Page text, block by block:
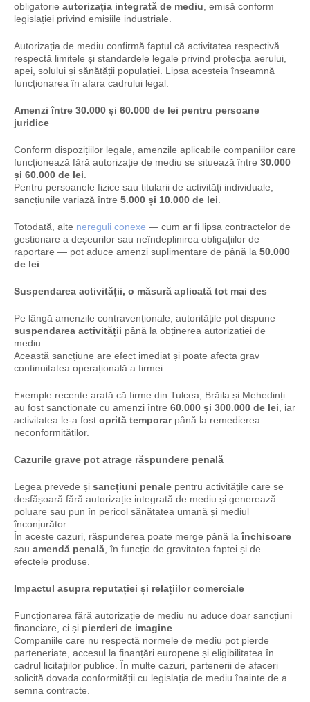
obligatorie autorizația integrată de mediu , emisă conform
legislației privind emisiile industriale.
Autorizația de mediu confirmă faptul că activitatea respectivă
respectă limitele și standardele legale privind protecția aerului,
apei, solului și sănătății populației. Lipsa acesteia înseamnă
funcționarea în afara cadrului legal.
Amenzi între 30.000 și 60.000 de lei pentru persoane
juridice
Conform dispozițiilor legale, amenzile aplicabile companiilor care
funcționează fără autorizație de mediu se situează între 30.000
și 60.000 de lei
Pentru persoanele fizice sau titularii de activități individuale,
sancțiunile variază între 5.000 și 10.000 de lei
Totodată, alte nereguli conexe — cum ar fi lipsa contractelor de
gestionare a deșeurilor sau neîndeplinirea obligațiilor de
raportare — pot aduce amenzi suplimentare de până la 50.000
de lei
Suspendarea activității, o măsură aplicată tot mai des
Pe lângă amenzile contravenționale, autoritățile pot dispune
suspendarea activității până la obținerea autorizației de
mediu.
Această sancțiune are efect imediat și poate afecta grav
continuitatea operațională a firmei.
Exemple recente arată că firme din Tulcea, Brăila și Mehedinți
au fost sancționate cu amenzi între 60.000 și 300.000 de lei , iar
activitatea le-a fost oprită temporarpână la remedierea
neconformităților.
Cazurile grave pot atrage răspundere penală
Legea prevede și sancțiuni penale pentru activitățile care se
desfășoară fără autorizație integrată de mediu și generează
poluare sau pun în pericol sănătatea umană și mediul
înconjurător.
În aceste cazuri, răspunderea poate merge până laînchisoare
sau amendă penală , în funcție de gravitatea faptei și de
efectele produse.
Impactul asupra reputației și relațiilor comerciale
Funcționarea fără autorizație de mediu nu aduce doar sancțiuni
financiare, ci și pierderi de imagine
Companiile care nu respectă normele de mediu pot pierde
parteneriate, accesul la finanțări europene și eligibilitatea în
cadrul licitațiilor publice. În multe cazuri, partenerii de afaceri
solicită dovada conformității cu legislația de mediu înainte de a
semna contracte.